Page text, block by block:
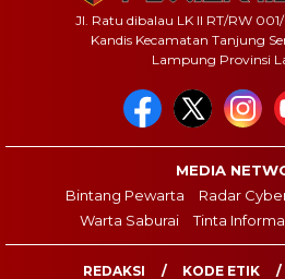
Jl. Ratu dibalau LK II RT/RW
Kandis Kecamatan Tanjung
Lampung Provinsi
MEDIA
Bintang Pewarta
Radar
Warta Saburai
Tinta
REDAKSI KODE ETIK